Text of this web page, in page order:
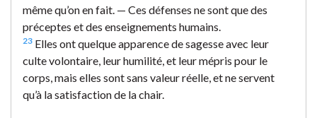
même qu’on en fait. — Ces défenses ne sont que des
préceptes et des enseignements humains.
23 Elles ont quelque apparence de sagesse avec leur
culte volontaire, leur humilité, et leur mépris pour le
corps, mais elles sont sans valeur réelle, et ne servent
qu’à la satisfaction de la chair.